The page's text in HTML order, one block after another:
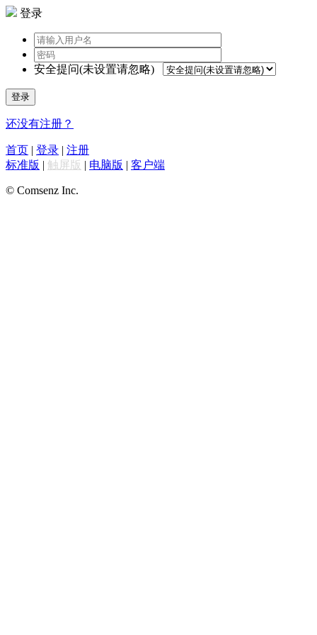
登录
安全提问(未设置请忽略)
登录
还没有注册？
首页 | 登录 | 注册
标准版 | 触屏版 | 电脑版 | 客户端
© Comsenz Inc.